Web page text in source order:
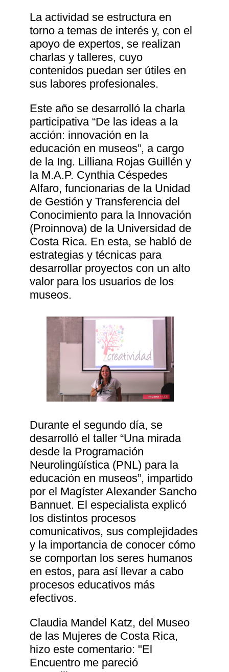
La actividad se estructura en
torno a temas de interés y, con el
apoyo de expertos, se realizan
charlas y talleres, cuyo
contenidos puedan ser útiles en
sus labores profesionales.
Este año se desarrolló la charla
participativa “De las ideas a la
acción: innovación en la
educación en museos”, a cargo
de la Ing. Lilliana Rojas Guillén y
la M.A.P. Cynthia Céspedes
Alfaro, funcionarias de la Unidad
de Gestión y Transferencia del
Conocimiento para la Innovación
(Proinnova) de la Universidad de
Costa Rica. En esta, se habló de
estrategias y técnicas para
desarrollar proyectos con un alto
valor para los usuarios de los
museos.
Durante el segundo día, se
desarrolló el taller “Una mirada
desde la Programación
Neurolingüística (PNL) para la
educación en museos”, impartido
por el Magíster Alexander Sancho
Bannuet. El especialista explicó
los distintos procesos
comunicativos, sus complejidades
y la importancia de conocer cómo
se comportan los seres humanos
en estos, para así llevar a cabo
procesos educativos más
efectivos.
Claudia Mandel Katz, del Museo
de las Mujeres de Costa Rica,
hizo este comentario: "El
Encuentro me pareció